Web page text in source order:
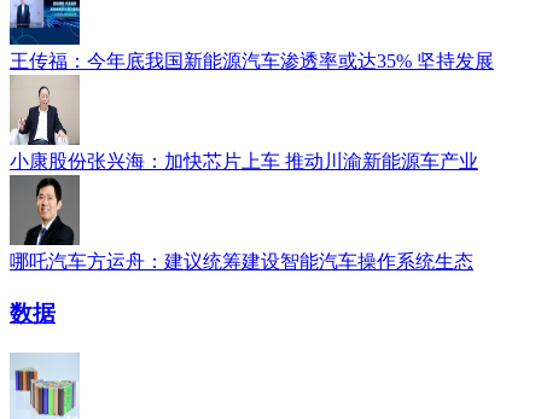
王传福：今年底我国新能源汽车渗透率或达35% 坚持发展
小康股份张兴海：加快芯片上车 推动川渝新能源车产业
哪吒汽车方运舟：建议统筹建设智能汽车操作系统生态
数据